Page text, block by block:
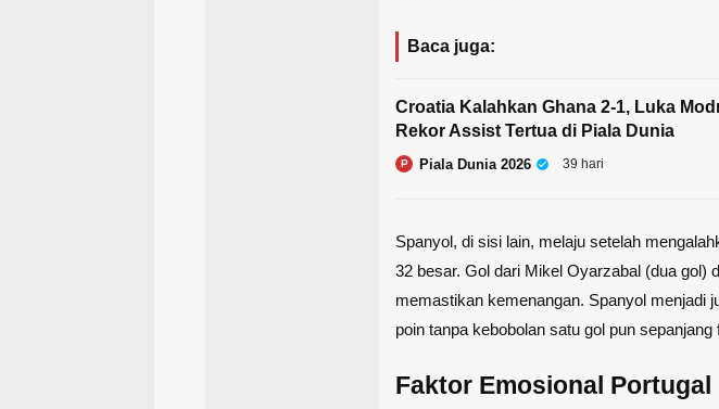
Baca juga:
Croatia Kalahkan Ghana 2-1, Luka
Rekor Assist Tertua di Piala Dunia
P Piala Dunia 2026 39 hari
Spanyol, di sisi lain, melaju setelah
32 besar. Gol dari Mikel Oyarzabal (dua gol)
memastikan kemenangan. Spanyol menjadi
poin tanpa kebobolan satu gol pun sepanjang
Faktor Emosional Portugal